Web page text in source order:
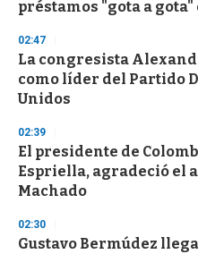
préstamos "gota a gota"
02:47
La congresista
como líder del Partido
Unidos
02:39
El presidente de
Espriella, agradeció el
Machado
02:30
Gustavo Bermúdez